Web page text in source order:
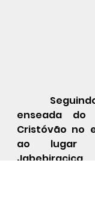
enseada do
Cristóvão no
ao lugar